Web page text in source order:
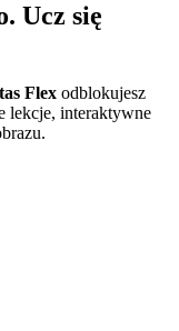
Ucz się
Flex odblokujesz
lekcje, interaktywne